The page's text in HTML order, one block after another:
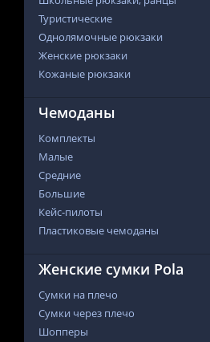
Туристические
Однолямочные рюкзаки
Женские рюкзаки
Кожаные рюкзаки
Чемоданы
Комплекты
Малые
Средние
Большие
Кейс-пилоты
Пластиковые чемоданы
Женские сумки Pola
Сумки на плечо
Сумки через плечо
Шопперы